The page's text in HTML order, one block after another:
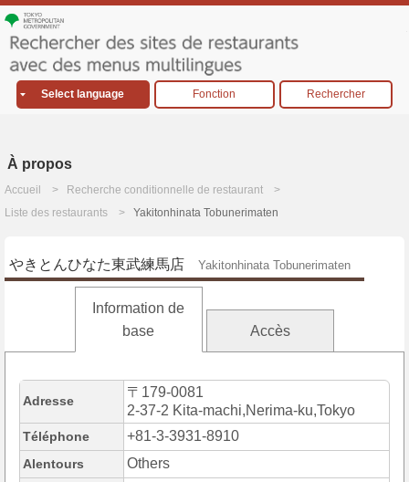
Select language Fonction Rechercher
À propos
Accueil
Recherche conditionnelle de restaurant
Liste des restaurants
Yakitonhinata Tobunerimaten
やきとんひなた東武練馬店 Yakitonhinata Tobunerimaten
Information de
base
Accès
Adresse
〒179-0081
2-37-2 Kita-machi,Nerima-ku,Tokyo
Téléphone +81-3-3931-8910
Alentours Others